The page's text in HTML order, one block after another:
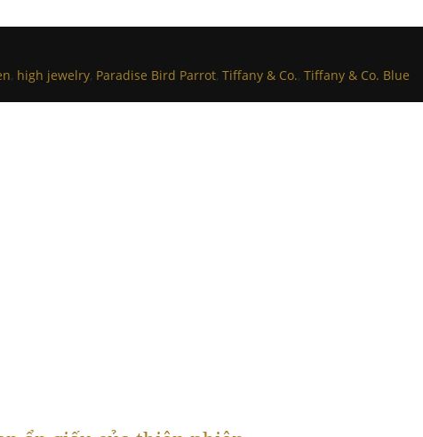
, high jewelry, Paradise Bird Parrot, Tiffany & Co., Tiffany & Co. Blue